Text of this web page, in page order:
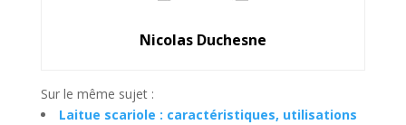
Nicolas Duchesne
Sur le même sujet :
Laitue scariole : caractéristiques, utilisations